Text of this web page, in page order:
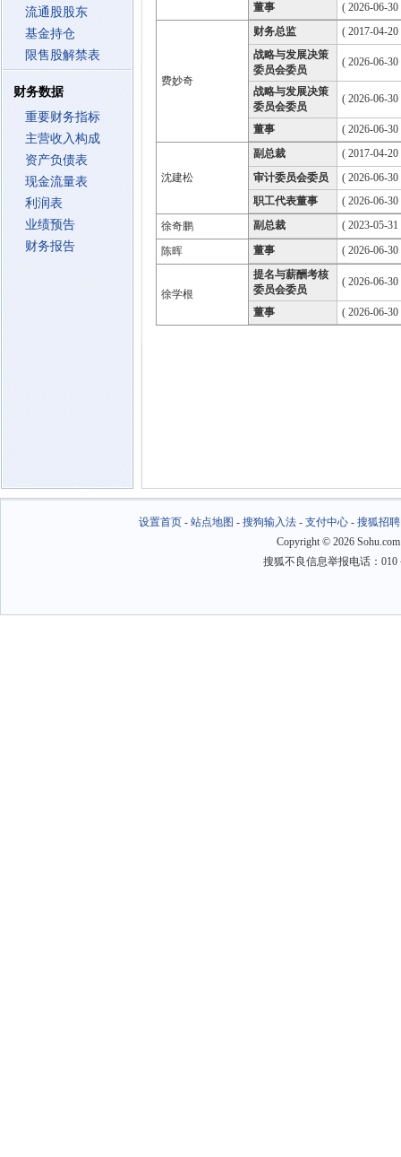
流通股股东
基金持仓
限售股解禁表
财务数据
重要财务指标
主营收入构成
资产负债表
现金流量表
利润表
业绩预告
财务报告
董事 ( 2026-06-
费妙奇
财务总监
( 2017-04-
战略与发展决策
委员会委员
( 2026-06-
战略与发展决策
委员会委员
( 2026-06-
董事 ( 2026-06-
沈建松
副总裁
( 2017-04-
审计委员会委员
( 2026-06-
职工代表董事
( 2026-06-
徐奇鹏
副总裁 ( 2023-05-
陈晖 董事 ( 2026-06-
徐学根
提名与薪酬考核
委员会委员
( 2026-06-
董事 ( 2026-06-
设置首页- 站点地图 - 搜狗输入法- 支付中心- 搜狐招聘
Copyright © 2026
搜狐不良信息举报电话：010